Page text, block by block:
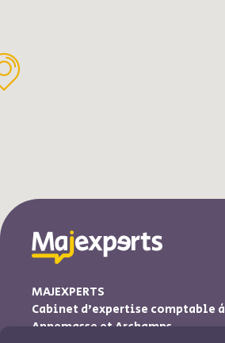
MAJEXPERTS
Cabinet d’expertise comptable à
Annemasse et Archamps